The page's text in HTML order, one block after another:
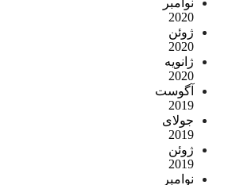
نوامبر
2020
ژوئن
2020
ژانویه
2020
آگوست
2019
جولای
2019
ژوئن
2019
نوامبر